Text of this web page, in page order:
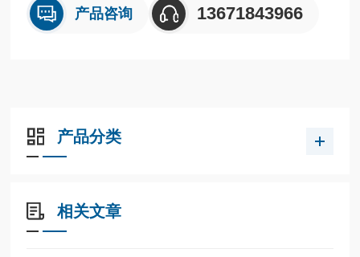
产品咨询 13671843966
产品分类
相关文章